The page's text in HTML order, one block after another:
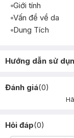
Giới tính
Vấn đề về da
Dung Tích
Hướng dẫn sử
Đánh giá(0)
Hỏi đáp(0)